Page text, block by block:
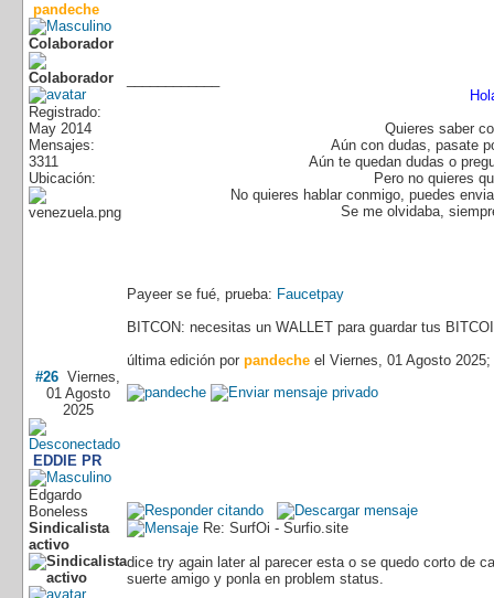
pandeche
Colaborador
Registrado:
May 2014
Mensajes:
3311
Ubicación:
Quieres saber
Aún con dudas, pasate
Aún te quedan dudas o
Pero no quieres
No quieres hablar conmigo, puedes
Se me olvidaba,
Payeer se fué, prueba: Faucetpay
BITCON: necesitas un WALLET para guardar tus
última edición por pandeche el Viernes, 01 Agosto
#26 Viernes,
01 Agosto
2025
EDDIE PR
Edgardo
Boneless
Sindicalista
activo
Re: SurfOi - Surfio.site
dice try again later al parecer esta o se quedo corto de
suerte amigo y ponla en problem status.